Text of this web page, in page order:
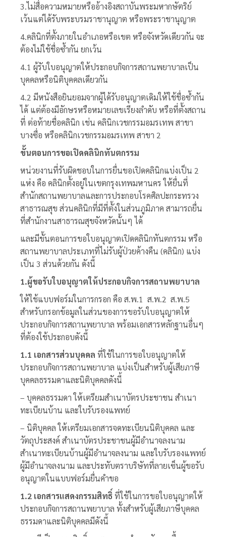
3.ไม่สื่อความหมายหรืออ้างอิงสถาบันพระมหากษัตริย์
เว้นแต่ได้รับพระบรมราชานุญาต หรือพระราชานุญาต
4.คลินิกที่ตั้งภายในอำเภอหรือเขต หรือจังหวัดเดียวกัน จะ
ต้องไม่ใช้ชื่อซ้ำกัน ยกเว้น
4.1 ผู้รับใบอนุญาตให้ประกอบกิจการสถานพยาบาลเป็น
บุคคลหรือนิติบุคคลเดียวกัน
4.2 มีหนังสือยินยอมจากผู้ได้รับอนุญาตเดิมให้ใช้ชื่อซ้ำกัน
ได้ แต่ต้องมีอักษรหรือหมายเลขเรียงลำดับ หรือที่ตั้งสถาน
ที่ ต่อท้ายชื่อคลินิก เช่น คลินิกเวชกรรมอมรเทพ สาขา
บางซื่อ หรือคลินิกเวชกรรมอมรเทพ สาขา 2
ขั้นตอนการขอเปิดคลินิกทันตกรรม
หน่วยงานที่รับผิดชอบในการยื่นขอเปิดคลินิกแบ่งเป็น 2
แห่ง คือ คลินิกตั้งอยู่ในเขตกรุงเทพมหานคร ให้ยื่นที่
สำนักสถานพยาบาลและการประกอบโรคศิลปะกระทรวง
สาธารณสุข ส่วนคลินิกที่มีที่ตั้งในส่วนภูมิภาค สามารถยื่น
ที่สำนักงานสาธารณสุขจังหวัดนั้นๆ ได้
และมีขั้นตอนการขอใบอนุญาตเปิดคลินิกทันตกรรม หรือ
สถานพยาบาลประเภทที่ไม่รับผู้ป่วยค้างคืน (คลินิก) แบ่ง
เป็น 3 ส่วนด้วยกัน ดังนี้
1.ผู้ขอรับใบอนุญาตให้ประกอบกิจการสถานพยาบาล
ให้ใช้แบบฟอร์มในการกรอก คือ ส.พ.1 ส.พ.2 ส.พ.5
สำหรับกรอกข้อมูลในส่วนของการขอรับใบอนุญาตให้
ประกอบกิจการสถานพยาบาล พร้อมเอกสารหลักฐานอื่นๆ
ที่ต้องใช้ประกอบดังนี้
1.1 เอกสารส่วนบุคคล ที่ใช้ในการขอใบอนุญาตให้
ประกอบกิจการสถานพยาบาล แบ่งเป็นสำหรับผู้เสียภาษี
บุคคลธรรมดาและนิติบุคคลดังนี้
– บุคคลธรรมดา ให้เตรียมสำเนาบัตรประชาชน สำเนา
ทะเบียนบ้าน และใบรับรองแพทย์
– นิติบุคคล ให้เตรียมเอกสารจดทะเบียนนิติบุคคล และ
วัตถุประสงค์ สำเนาบัตรประชาชนผู้มีอำนาจลงนาม
สำเนาทะเบียนบ้านผู้มีอำนาจลงนาม และใบรับรองแพทย์
ผู้มีอำนาจลงนาม และประทับตราบริษัทที่ลายเซ็นผู้ขอรับ
อนุญาตในแบบฟอร์มยื่นคำขอ
1.2 เอกสารแสดงกรรมสิทธิ์ที่ใช้ในการขอใบอนุญาตให้
ประกอบกิจการสถานพยาบาล ทั้งสำหรับผู้เสียภาษีบุคคล
ธรรมดาและนิติบุคคลมีดังนี้